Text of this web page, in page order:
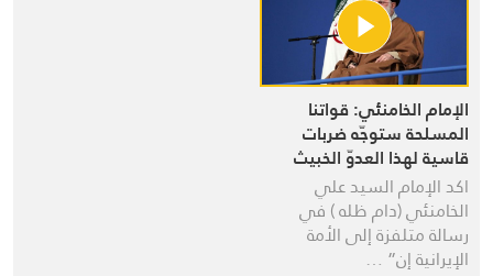
الإمام الخامنئي: قواتنا
المسلحة ستوجّه ضربات
قاسية لهذا العدوّ الخبيث
اكد الإمام السيد علي
الخامنئي (دام ظله ) في
رسالة متلفزة إلى الأمة
الإيرانية إن” …